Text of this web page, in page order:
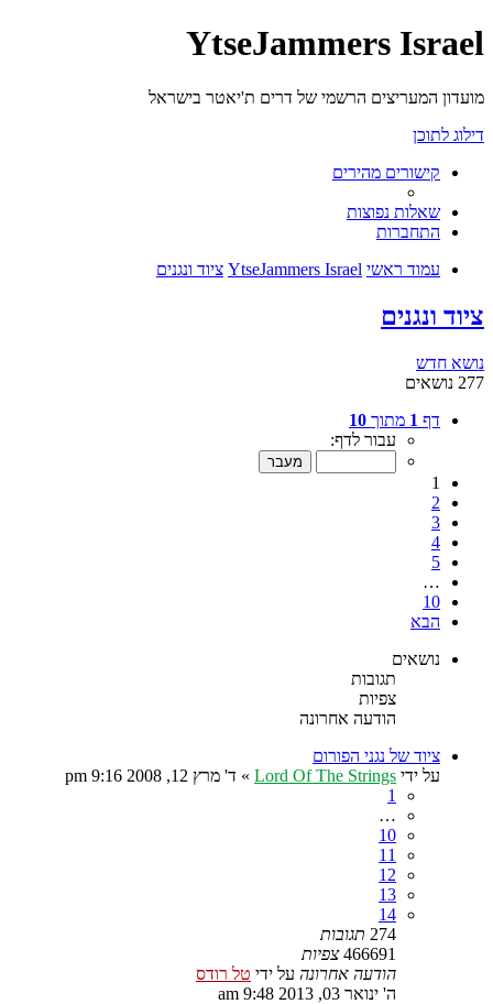
YtseJammers Israel
מועדון המעריצים הרשמי של דרים ת'יאטר בישראל
דילוג לתוכן
קישורים מהירים
שאלות נפוצות
התחברות
עמוד ראשי YtseJammers Israel ציוד ונגנים
ציוד ונגנים
נושא חדש
277 נושאים
דף 1 מתוך 10
עבור לדף:
1
2
3
4
5
…
10
הבא
נושאים
תגובות
צפיות
הודעה אחרונה
ציוד של נגני הפורום
על ידי Lord Of The Strings
» ד' מרץ 12, 2008 9:16 pm
1
…
10
11
12
13
14
274 תגובות
466691 צפיות
הודעה אחרונה על ידי טל רודס
ה' ינואר 03, 2013 9:48 am